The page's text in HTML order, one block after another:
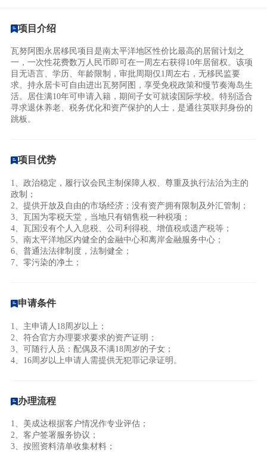
项目介绍
瓦努阿图永居移民项目是南太平洋地区性价比最高的居留计划之
一，一次性花费数万人民币即可在一周左右获得10年居留权。该项
目无语言、学历、年龄限制，审批周期仅1周左右，无移民监要
求。持永居卡可自由进出瓦努阿图，享受免税政策和慢节奏海岛生
活。居住满10年可申请入籍，期间子女可就读国际学校。特别适合
寻求退休养老、税务优化和资产保护的人士，是通往英联邦身份的
跳板。
项目优势
1、政治稳定，履行议会民主制保障人权、尊重及执行法治为主的
政制；
2、提供开放及自由的市场经济；没有资产拥有限制及外汇管制；
3、瓦国为零税天堂，当地只有销售税一种税项；
4、瓦国没有个人入息税、公司利得税、增值税或遗产税等；
5、南太平洋地区内健全的金融中心和离岸金融服务中心；
6、普通法法律制度，法制健全；
7、零污染的净土；
申请条件
1、主申请人18周岁以上；
2、符合官方办理要求要求的资产证明；
3、可随行人员：配偶及不满18周岁的子女；
4、16周岁以上申请人需提供无犯罪记录证明。
办理流程
1、美成达根据客户情况作专业评估；
2、客户签署服务协议；
3、按照资料清单收集材料；